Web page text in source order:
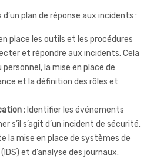
plan de réponse aux incidents :
place les outils et les procédures
et répondre aux incidents. Cela
la mise en place de
et la définition des rôles et
: Identifier les événements
s’il s’agit d’un incident de sécurité.
la mise en place de systèmes de
et d’analyse des journaux.